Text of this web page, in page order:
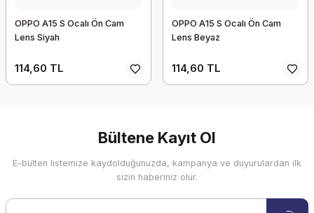
OPPO A15 S Ocalı Ön Cam
Lens Siyah
114,60 TL
OPPO A15 S Ocalı Ön Cam
Lens Beyaz
114,60 TL
Bültene Kayıt Ol
E-bülten listemize kaydolduğunuzda, kampanya ve duyurulardan ilk
sizin haberiniz olur.